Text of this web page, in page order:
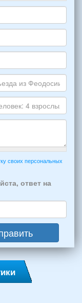
своих персональных
ответ на